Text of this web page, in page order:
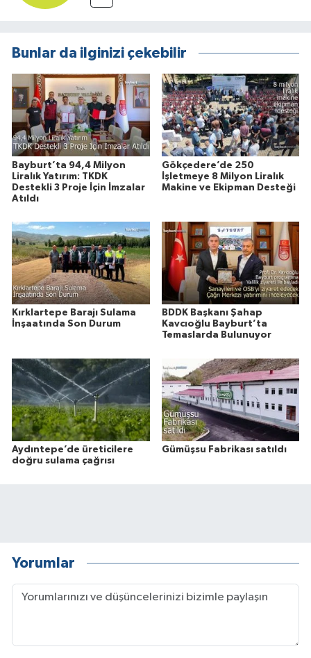
Bunlar da ilginizi çekebilir
Bayburt’ta 94,4 Milyon
Liralık Yatırım: TKDK
Destekli 3 Proje İçin İmzalar
Atıldı
Gökçedere’de 250
İşletmeye 8 Milyon Liralık
Makine ve Ekipman Desteği
Kırklartepe Barajı Sulama
İnşaatında Son Durum
BDDK Başkanı Şahap
Kavcıoğlu Bayburt’ta
Temaslarda Bulunuyor
Aydıntepe’de üreticilere
doğru sulama çağrısı
Gümüşsu Fabrikası satıldı
Yorumlar